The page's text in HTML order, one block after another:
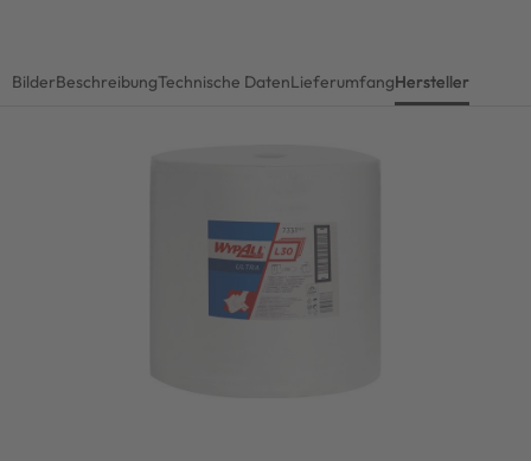
BilderBeschreibungTechnische DatenLieferumfangHersteller